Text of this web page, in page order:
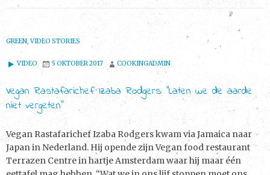
GREEN,VIDEO STORIES
VIDEO 5 OKTOBER 2017 COOKINGADMIN
Vegan Rastafarichef Izaba Rodgers: “Laten we de aarde
niet vergeten”
Vegan Rastafarichef Izaba Rodgers kwam via Jamaica naar
Japan in Nederland. Hij opende zijn Vegan food restaurant
Terrazen Centre in hartje Amsterdam waar hij maar één